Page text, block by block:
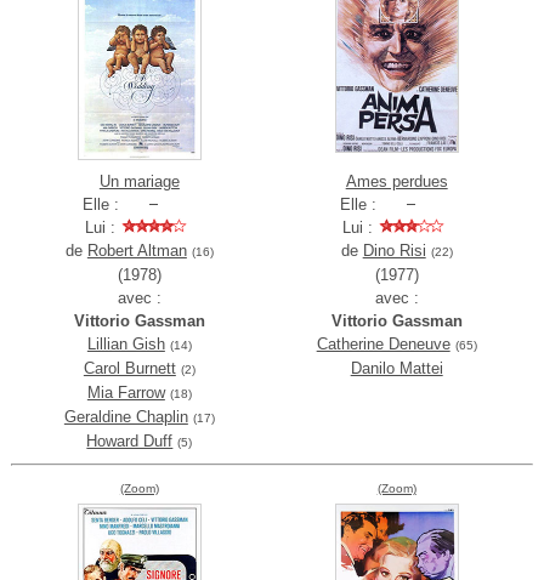
Un mariage
Elle :
Lui :
de Robert Altman (16)
(1978)
avec :
Vittorio Gassman
Lillian Gish (14)
Carol Burnett (2)
Mia Farrow (18)
Geraldine Chaplin (17)
Howard Duff (5)
Ames perdues
Elle :
Lui :
de Dino Risi (22)
(1977)
avec :
Vittorio Gassman
Catherine Deneuve (65)
Danilo Mattei
(Zoom) (Zoom)